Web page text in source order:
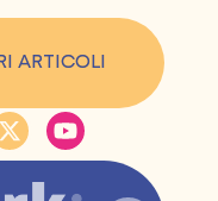
ARTICOLI